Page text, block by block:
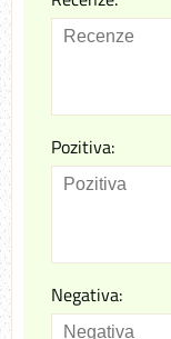
Pozitiva:
Negativa: